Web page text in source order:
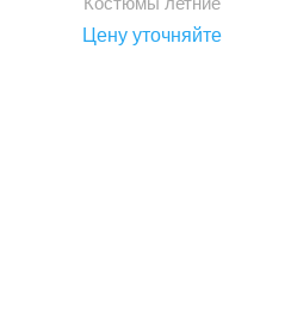
Цену уточняйте